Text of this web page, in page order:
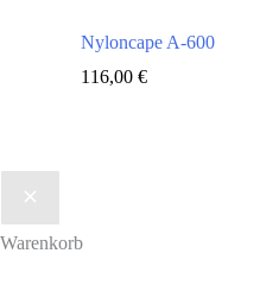
Nyloncape A-600
116,00 €
Warenkorb